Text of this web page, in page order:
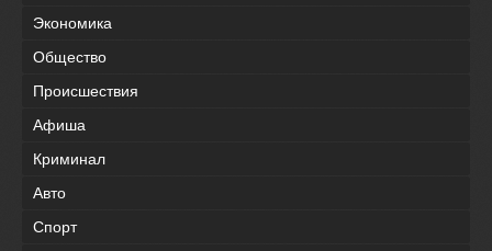
Экономика
Общество
Происшествия
Афиша
Криминал
Авто
Спорт